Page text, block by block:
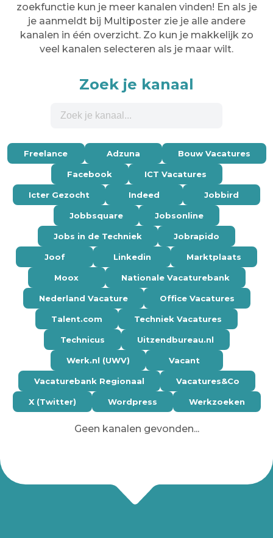
zoekfunctie kun je meer kanalen vinden! En als je
je aanmeldt bij Multiposter zie je alle andere
kanalen in één overzicht. Zo kun je makkelijk zo
veel kanalen selecteren als je maar wilt.
Zoek je kanaal
Freelance Adzuna Bouw Vacatures
Facebook ICT Vacatures
Icter Gezocht Indeed Jobbird
Jobbsquare Jobsonline
Jobs in de Techniek Jobrapido
Joof Linkedin Marktplaats
Moox Nationale Vacaturebank
Nederland Vacature Office Vacatures
Talent.com Techniek Vacatures
Technicus Uitzendbureau.nl
Werk.nl (UWV) Vacant
Vacaturebank Regionaal Vacatures&Co
X (Twitter) Wordpress Werkzoeken
Geen kanalen gevonden...